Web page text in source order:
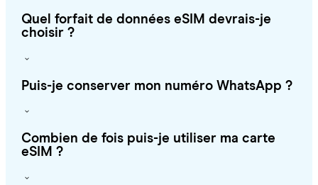
Quel forfait de données eSIM devrais-je
choisir ?
Puis-je conserver mon numéro WhatsApp ?
Combien de fois puis-je utiliser ma carte
eSIM ?